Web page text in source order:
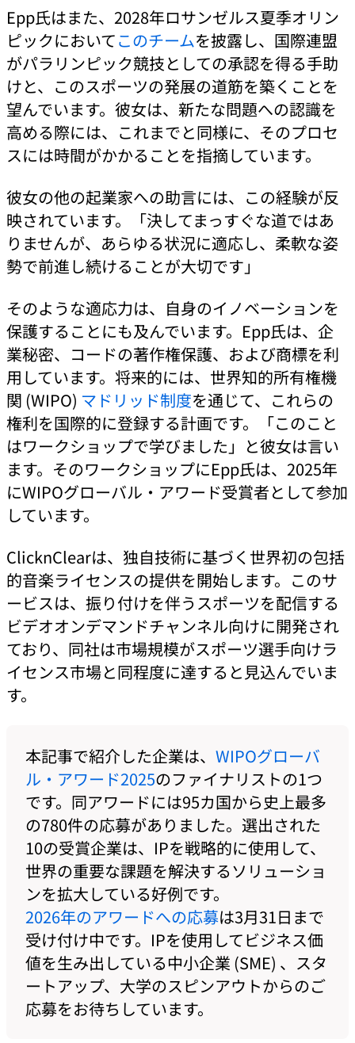
Epp氏はまた、2028年ロサンゼルス夏季オリン
ピックにおいてこのチームを披露し、国際連盟
がパラリンピック競技としての承認を得る手助
けと、このスポーツの発展の道筋を築くことを
望んでいます。彼女は、新たな問題への認識を
高める際には、これまでと同様に、そのプロセ
スには時間がかかることを指摘しています。
彼女の他の起業家への助言には、この経験が反
映されています。「決してまっすぐな道ではあ
りませんが、あらゆる状況に適応し、柔軟な姿
勢で前進し続けることが大切です」
そのような適応力は、自身のイノベーションを
保護することにも及んでいます。Epp氏は、企
業秘密、コードの著作権保護、および商標を利
用しています。将来的には、世界知的所有権機
関 (WIPO) マドリッド制度を通じて、これらの
権利を国際的に登録する計画です。「このこと
はワークショップで学びました」と彼女は言い
ます。そのワークショップにEpp氏は、2025年
にWIPOグローバル・アワード受賞者として参加
しています。
ClicknClearは、独自技術に基づく世界初の包括
的音楽ライセンスの提供を開始します。このサ
ービスは、振り付けを伴うスポーツを配信する
ビデオオンデマンドチャンネル向けに開発され
ており、同社は市場規模がスポーツ選手向けラ
イセンス市場と同程度に達すると見込んでいま
す。
本記事で紹介した企業は、 WIPOグローバ
ル・アワード2025のファイナリストの1つ
です。同アワードには95カ国から史上最多
の780件の応募がありました。選出された
10の受賞企業は、IPを戦略的に使用して、
世界の重要な課題を解決するソリューショ
ンを拡大している好例です。
2026年のアワードへの応募は3月31日まで
受け付け中です。IPを使用してビジネス価
値を生み出している中小企業 (SME) 、スタ
ートアップ、大学のスピンアウトからのご
応募をお待ちしています。